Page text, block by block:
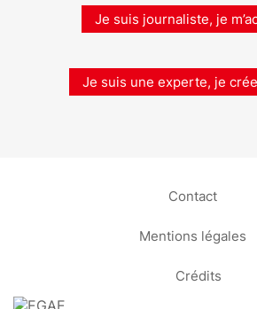
Je suis journaliste, je
Je suis une experte, je
Contact
Mentions légales
Crédits